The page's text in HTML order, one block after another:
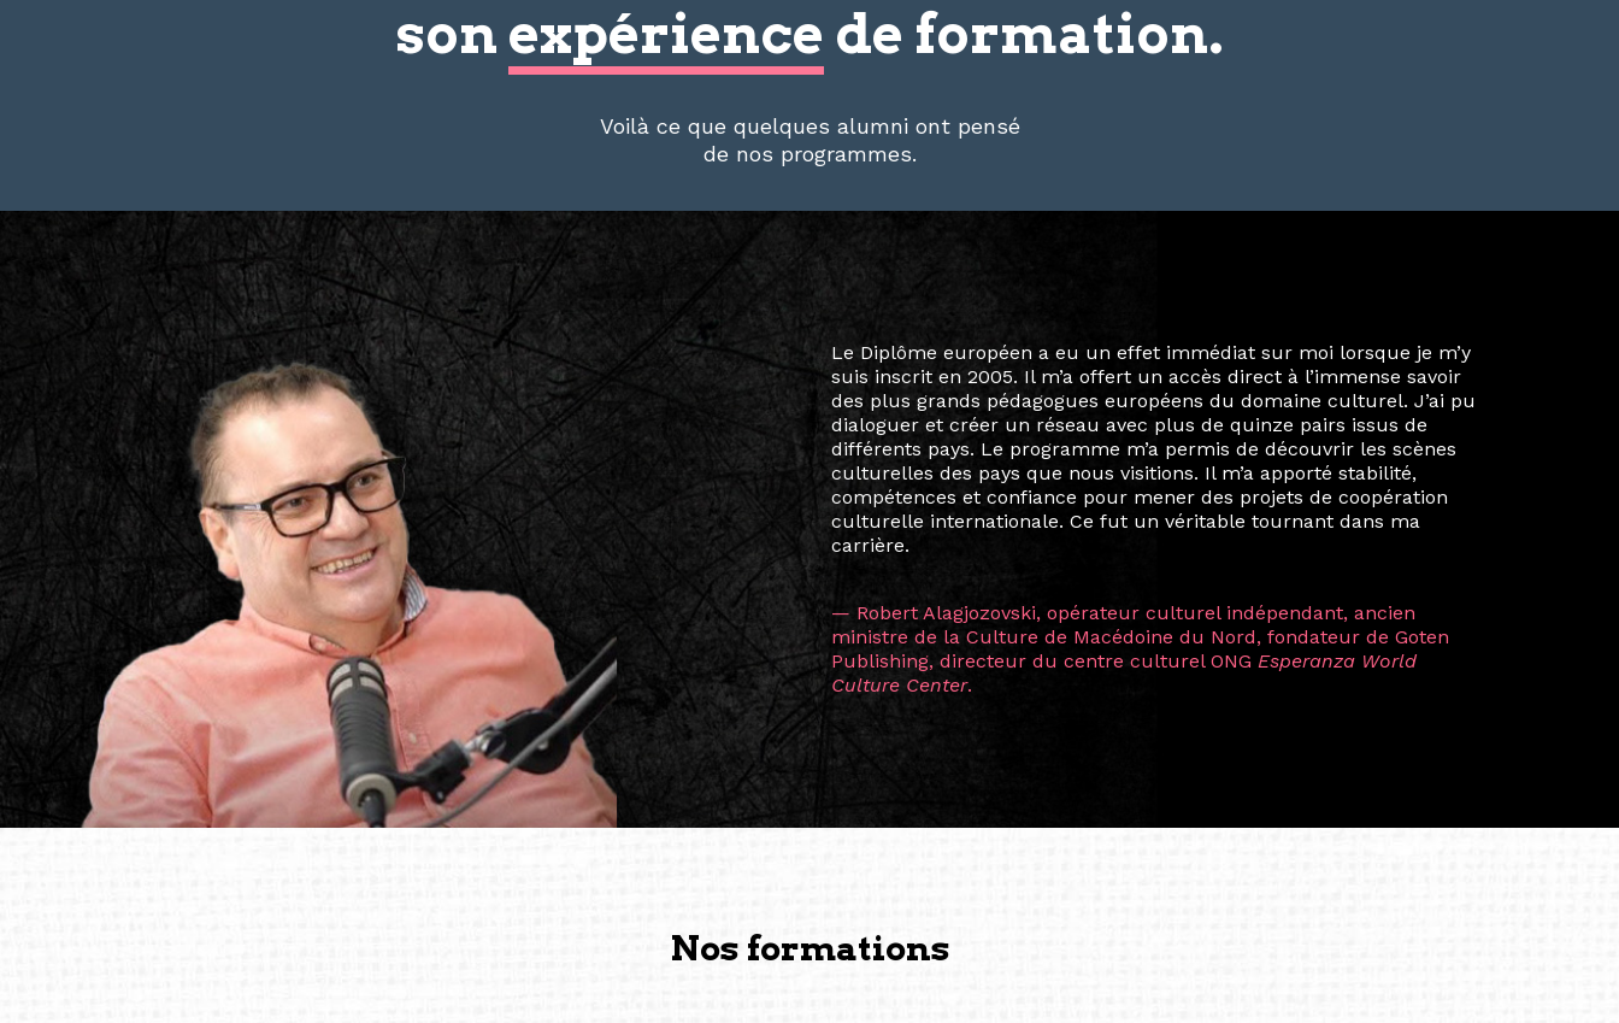
son expérience de formation.
Voilà ce que quelques alumni ont pensé
de nos programmes.
Le destin a voulu que ma vie privée et ma vie professionnelle dans les
arts soient étroitement liées. Durant mon année au sein du Diplôme
Marcel Hicter, j’ai intégré un réseau européen aussi inattendu que
vibrant, qui s’est étendu bien au-delà de la salle de classe. En
quelques mois, j’invitais mes camarades à collaborer sur des projets
allant de Baguio City à Pékin, de Helsinki à Kuala Lumpur, Langkawi,
Manille, Tokyo et Varsovie, renforçant ainsi ma vision de curatrice
consistant à connecter des artistes à travers les disciplines et les
continents.
L’une des rencontres les plus marquantes fut celle avec ma
consœur HicterienneRuthe Zuntz — une amitié dont la générosité et
la vision ont transformé ma trajectoire et m’ont conduite de
Singapour à Berlin pendant près d’une décennie. Aujourd’hui encore,
les amitiés forgées durant cette année intense et inspirante
solidité et m’encouragent à continuer de rêver, de créer et de tendre
vers de nouvelles possibilités.
— Vanini Belarmino (Singapore /Germany)
(Photography: Geric Cruz)